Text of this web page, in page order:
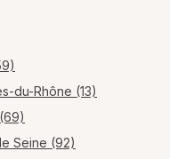
du-Rhône (13)
Seine (92)